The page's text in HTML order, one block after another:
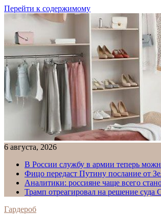
Перейти к содержимому
6 августа, 2026
В России службу в армии теперь
Фицо передаст Путину послание от
Аналитики: россияне чаще всего
Трамп отреагировал на решение
Гардероб